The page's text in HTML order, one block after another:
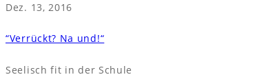
Dez. 13, 2016
“Verrückt? Na und!“
Seelisch fit in der Schule